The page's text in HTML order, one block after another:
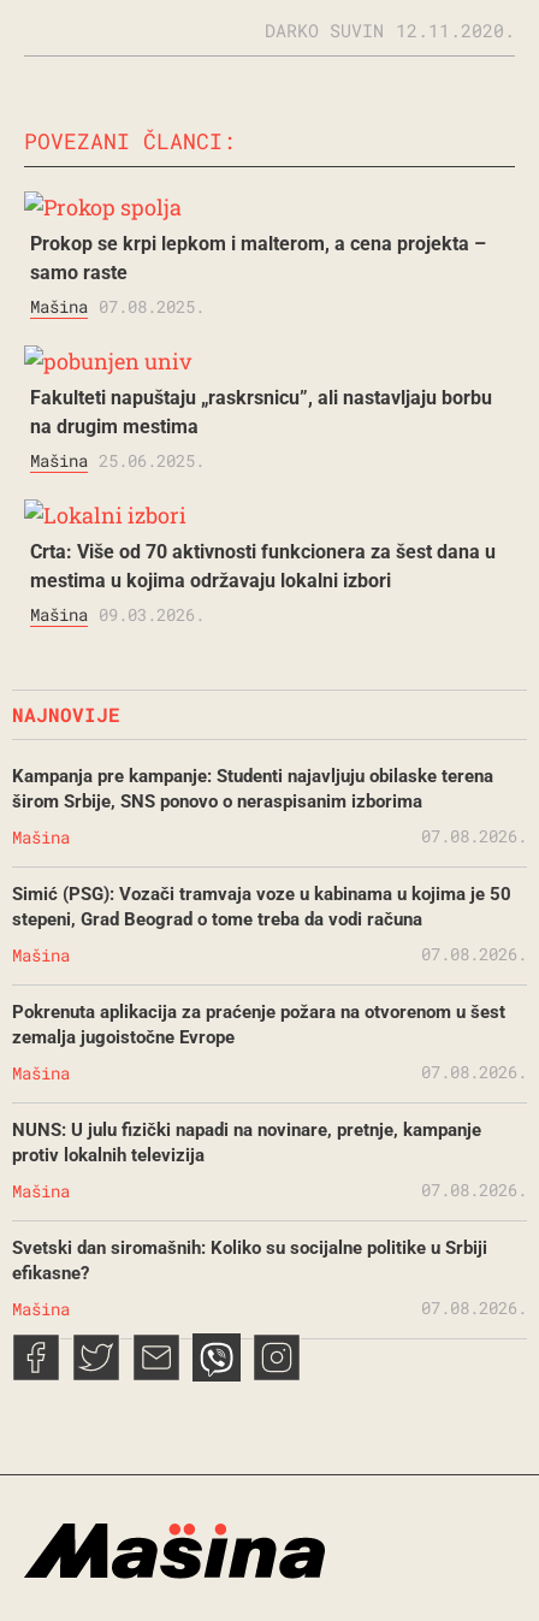
DARKO SUVIN 12.11.2020.
POVEZANI ČLANCI:
Prokop se krpi lepkom i malterom, a cena projekta –
samo raste
Mašina 07.08.2025.
Fakulteti napuštaju „raskrsnicu”, ali nastavljaju borbu
na drugim mestima
Mašina 25.06.2025.
Crta: Više od 70 aktivnosti funkcionera za šest dana u
mestima u kojima održavaju lokalni izbori
Mašina 09.03.2026.
NAJNOVIJE
Kampanja pre kampanje: Studenti najavljuju obilaske terena
širom Srbije, SNS ponovo o neraspisanim izborima
Mašina 07.08.2026.
Simić (PSG): Vozači tramvaja voze u kabinama u kojima je 50
stepeni, Grad Beograd o tome treba da vodi računa
Mašina 07.08.2026.
Pokrenuta aplikacija za praćenje požara na otvorenom u šest
zemalja jugoistočne Evrope
Mašina 07.08.2026.
NUNS: U julu fizički napadi na novinare, pretnje, kampanje
protiv lokalnih televizija
Mašina 07.08.2026.
Svetski dan siromašnih: Koliko su socijalne politike u Srbiji
efikasne?
Mašina 07.08.2026.